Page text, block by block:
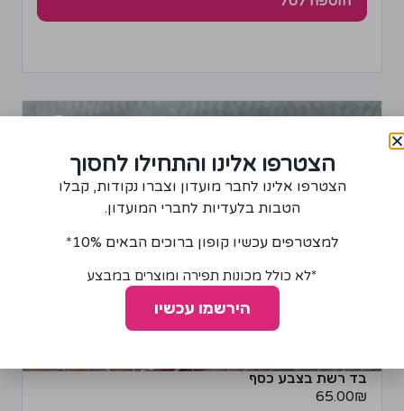
בד רשת בצבע כסף
65.00₪
הצטרפו אלינו והתחילו לחסוך
הצטרפו אלינו לחבר מועדון וצברו נקודות, קבלו
הטבות בלעדיות לחברי המועדון.
למצטרפים עכשיו קופון ברוכים הבאים 10%*
*לא כולל מכונות תפירה ומוצרים במבצע
הירשמו עכשיו